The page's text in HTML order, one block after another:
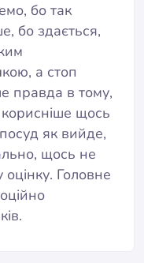
бо так
бо здається,
а стоп
правда в тому,
щось
як вийде,
щось не
Головне